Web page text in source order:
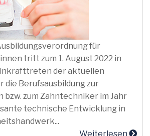
für
tritt zum 1. August 2022 in
der aktuellen
die Berufsausbildung zur
zum Zahntechniker im Jahr
technische Entwicklung in
Weiterlesen